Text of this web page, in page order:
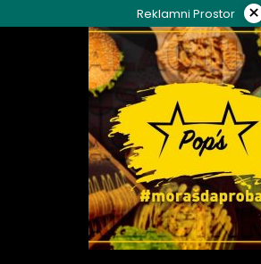
to
Reklamni Prostor ×